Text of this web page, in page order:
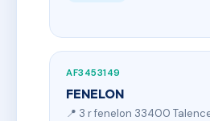
AF3453149
FENELON
📍 3 r fenelon 33400